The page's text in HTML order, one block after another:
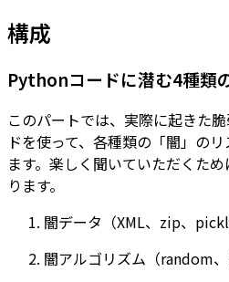
構成
Pythonコードに潜む4種類
このパートでは、実際に起きた
ドを使って、各種類の「闇」の
ます。楽しく聞いていただくた
ります。
闇データ（XML、zip、
闇アルゴリズム（random、